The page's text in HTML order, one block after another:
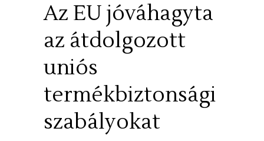
Az EU jóváhagyta
az átdolgozott
uniós
termékbiztonsági
szabályokat